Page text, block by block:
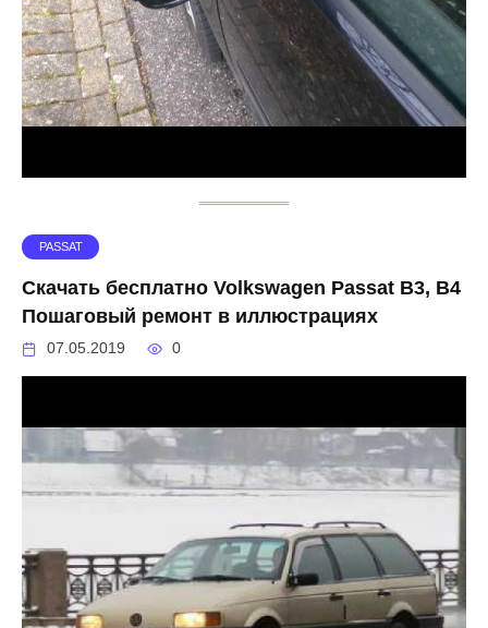
PASSAT
Скачать бесплатно Volkswagen Passat B3, B4
Пошаговый ремонт в иллюстрациях
07.05.2019 0